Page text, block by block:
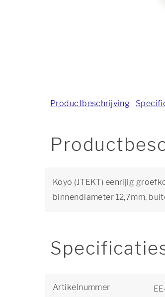
Productbeschrijving
Koyo (JTEKT) eenrijig
binnendiameter 12,7mm,
Artikelnummer